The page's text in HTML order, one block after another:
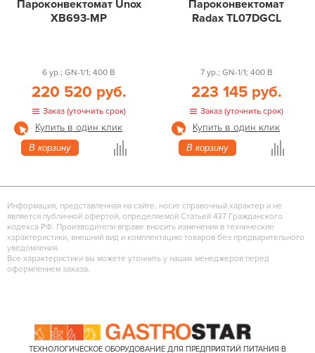
Пароконвектомат Unox
XB693-MP
6 ур.; GN-1/1; 400 В
220 520 руб.
Заказ (уточнить срок)
Купить в один клик
В корзину
Пароконвектомат
Radax TL07DGCL
7 ур.; GN-1/1; 400 В
223 145 руб.
Заказ (уточнить срок)
Купить в один клик
В корзину
Информация, представленная на сайте, носит справочный характер и не
является публичной офертой, определяемой Статьей 437 Гражданского
кодекса РФ. Производители вправе вносить изменения в технические
характеристики, внешний вид и комплектацию товаров без предварительного
уведомления.
Все характеристики вы можете уточнить у наших менеджеров перед
оформлением заказа.
ТЕХНОЛОГИЧЕСКОЕ ОБОРУДОВАНИЕ ДЛЯ ПРЕДПРИЯТИЙ ПИТАНИЯ В